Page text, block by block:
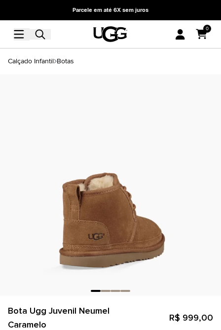
Parcele em até 6X sem juros
0
Calçado Infantil Botas
Bota Ugg Juvenil Neumel
Caramelo
R$ 999,00